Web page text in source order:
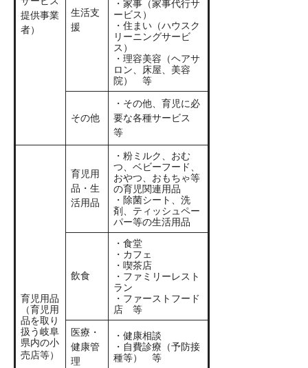
提供事業
者）
生活支
援
・家事（家事代行サ
ービス）
・住まい（ハウスク
リーニングサービ
ス）
・理容美容（ヘアサ
ロン、床屋、美容
院） 等
その他
・その他、育児に必
要な各種サービス
等​
育児用品
（育児用
品を取り
扱う岐阜
県内の小
売店等）
育児用
品・生
活用品
・粉ミルク、おむ
つ、ベビーフード、
おやつ、おもちゃ等
の育児関連用品
・除菌シート、洗
剤、ティッシュペー
パー等の生活用品
飲食
・食堂
・カフェ
・喫茶店
・ファミリーレスト
ラン
・ファーストフード
店 等
医療・
健康管
理
・健康相談
・自費診療（予防接
種等） 等